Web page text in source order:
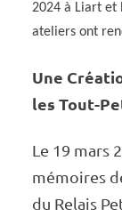
2024 à Liart et
ateliers ont
Une
les Tout-
Le 19 mars
mémoires
du Relais